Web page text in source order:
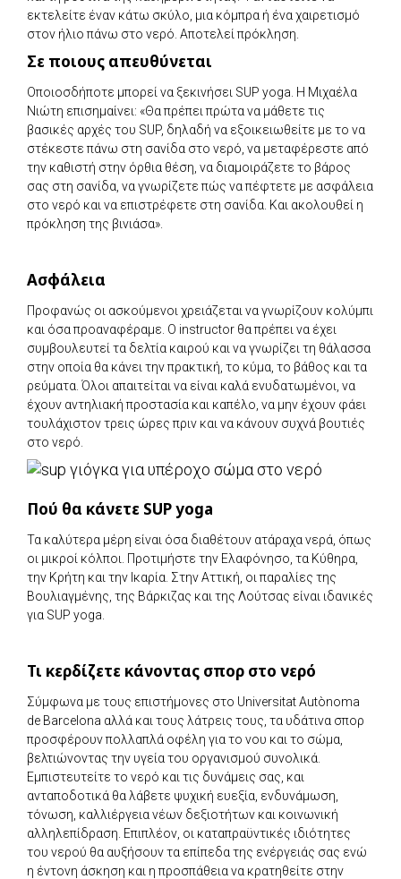
εκτελείτε έναν κάτω σκύλο, μια κόμπρα ή ένα χαιρετισμό
στον ήλιο πάνω στο νερό. Αποτελεί πρόκληση.
Σε ποιους απευθύνεται
Οποιοσδήποτε μπορεί να ξεκινήσει SUP yoga. Η Μιχαέλα
Νιώτη επισημαίνει: «Θα πρέπει πρώτα να μάθετε τις
βασικές αρχές του SUP, δηλαδή να εξοικειωθείτε με το να
στέκεστε πάνω στη σανίδα στο νερό, να μεταφέρεστε από
την καθιστή στην όρθια θέση, να διαμοιράζετε το βάρος
σας στη σανίδα, να γνωρίζετε πώς να πέφτετε με ασφάλεια
στο νερό και να επιστρέφετε στη σανίδα. Και ακολουθεί η
πρόκληση της βινιάσα».
Ασφάλεια
Προφανώς οι ασκούμενοι χρειάζεται να γνωρίζουν κολύμπι
και όσα προαναφέραμε. Ο instructor θα πρέπει να έχει
συμβουλευτεί τα δελτία καιρού και να γνωρίζει τη θάλασσα
στην οποία θα κάνει την πρακτική, το κύμα, το βάθος και τα
ρεύματα. Όλοι απαιτείται να είναι καλά ενυδατωμένοι, να
έχουν αντηλιακή προστασία και καπέλο, να μην έχουν φάει
τουλάχιστον τρεις ώρες πριν και να κάνουν συχνά βουτιές
στο νερό.
Πού θα κάνετε SUP yoga
Τα καλύτερα μέρη είναι όσα διαθέτουν ατάραχα νερά, όπως
οι μικροί κόλποι. Προτιμήστε την Ελαφόνησο, τα Κύθηρα,
την Κρήτη και την Ικαρία. Στην Αττική, οι παραλίες της
Βουλιαγμένης, της Βάρκιζας και της Λούτσας είναι ιδανικές
για SUP yoga.
Τι κερδίζετε κάνοντας σπορ στο νερό
Σύμφωνα με τους επιστήμονες στο Universitat Autònoma
de Barcelona αλλά και τους λάτρεις τους, τα υδάτινα σπορ
προσφέρουν πολλαπλά οφέλη για το νου και το σώμα,
βελτιώνοντας την υγεία του οργανισμού συνολικά.
Εμπιστευτείτε το νερό και τις δυνάμεις σας, και
ανταποδοτικά θα λάβετε ψυχική ευεξία, ενδυνάμωση,
τόνωση, καλλιέργεια νέων δεξιοτήτων και κοινωνική
αλληλεπίδραση. Επιπλέον, οι καταπραϋντικές ιδιότητες
του νερού θα αυξήσουν τα επίπεδα της ενέργειάς σας ενώ
η έντονη άσκηση και η προσπάθεια να κρατηθείτε στην